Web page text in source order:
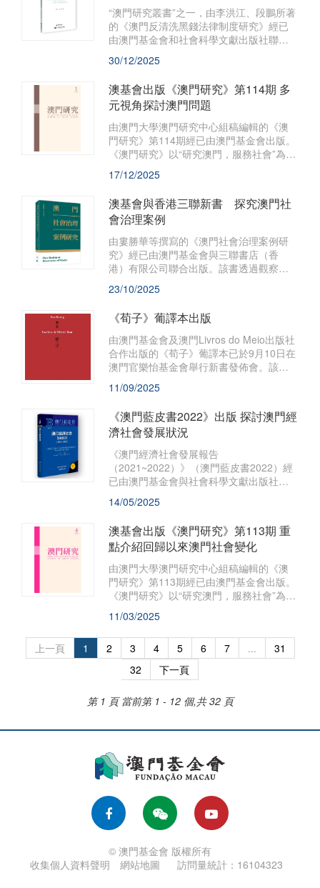
“澳門研究叢書”之一，由李洪江、段鵬所著
的《澳門反清洗黑錢法律制度研究》經已
由澳門基金會和社會科學文獻出版社聯合
出版，並於全國包括澳門地區同時發行。
該書系統梳理澳門反清洗黑錢法律制度的
脈絡，深入剖析法律法規、監管制度中的
關鍵問題，為完善區域金融監管提供了有
益的參考。
30/12/2025
澳基會出版《澳門研究》第114期 多
元視角探討澳門問題
由澳門大學澳門研究中心組稿編輯的《澳
門研究》第114期經已由澳門基金會出版。
《澳門研究》以“研究澳門，服務社會”為宗
旨，透過選編、刊登海內外人文社會科學
的研究論文，薈萃各家學術思想，是推動
和深化“澳門學”建設的重要陣地，深受學界
關注。
17/12/2025
澳基會與香港三聯新書 探究澳門社
會治理案例
由婁勝華等撰寫的《澳門社會治理案例研
究》經已由澳門基金會與三聯書店（香
港）有限公司聯合出版。該書透過觀察與
梳理澳門社會治理實踐的具體案例，嘗試
總結澳門社會治理經驗並提升至理論層
面，從而對治理理論進行實踐反思。
23/10/2025
《荀子》葡譯本出版
由澳門基金會及澳門Livros do Meio出版社
合作出版的《荀子》葡譯本已於9月10日在
澳門官樂怡基金會舉行新書發佈會。該書
由Livros do Meio出版社社長Carlos Morais
José、Rui Cascais及Gong Yuhong翻譯，
Carlos Morais José主編及註釋。
11/09/2025
《澳門藍皮書2022》出版 探討澳門經
濟社會發展狀況
《澳門經濟社會發展報告
（2021~2022）》（澳門藍皮書2022）經
已由澳門基金會與社會科學文獻出版社聯
合出版，並於全國包括澳門地區同時發
行。
14/05/2025
澳基會出版《澳門研究》第113期 重
點介紹回歸以來澳門社會變化
由澳門大學澳門研究中心組稿編輯的《澳
門研究》第113期經已由澳門基金會出版。
《澳門研究》以“研究澳門，服務社會”為宗
旨，透過選編、刊登海內外人文社會科學
的研究論文，薈萃各家學術思想，是推動
和深化“澳門學”建設的重要陣地，深受學界
關注。該期刊出五篇關於“澳門回歸二十五
周年” 的論文，另設“教育研究”、“社會研
究”、“經濟研究”、“法律研究”等欄目。
11/03/2025
上一頁 1 2 3 4 5 6 7 ...
31
32
下一頁
第 1 頁 當前第 1 - 12 個,共 32 頁
© 澳門基金會 版權所有
收集個人資料聲明
網站地圖 訪問量統計：16104323